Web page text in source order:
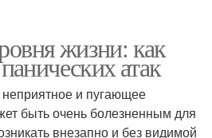
жизни: как
атак
неприятное и пугающее
быть очень болезненным для
внезапно и без видимой